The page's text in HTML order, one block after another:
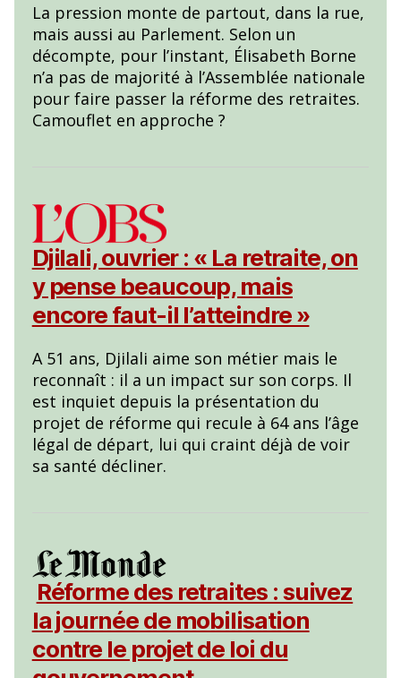
La pression monte de partout, dans la rue,
mais aussi au Parlement. Selon un
décompte, pour l’instant, Élisabeth Borne
n’a pas de majorité à l’Assemblée nationale
pour faire passer la réforme des retraites.
Camouflet en approche ?
Djilali, ouvrier : « La retraite, on
y pense beaucoup, mais
encore faut-il l’atteindre »
A 51 ans, Djilali aime son métier mais le
reconnaît : il a un impact sur son corps. Il
est inquiet depuis la présentation du
projet de réforme qui recule à 64 ans l’âge
légal de départ, lui qui craint déjà de voir
sa santé décliner.
Réforme des retraites : suivez
la journée de mobilisation
contre le projet de loi du